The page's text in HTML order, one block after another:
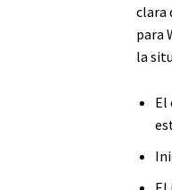
clara
para
la
El